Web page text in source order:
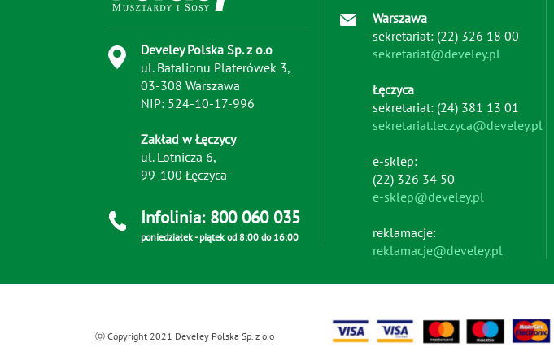
Develey Polska Sp. z o.o
ul. Batalionu Platerówek 3,
03-308 Warszawa
NIP: 524-10-17-996
Zakład w Łęczycy
ul. Lotnicza 6,
99-100 Łęczyca
Infolinia: 800 060 035
poniedziałek - piątek od 8:00 do 16:00
Warszawa
sekretariat: (22) 326 18 00
sekretariat@develey.pl
Łęczyca
sekretariat: (24) 381 13 01
sekretariat.leczyca@develey.pl
e-sklep:
(22) 326 34 50
e-sklep@develey.pl
reklamacje:
reklamacje@develey.pl
ⓒ Copyright 2021 Develey Polska Sp. z o.o